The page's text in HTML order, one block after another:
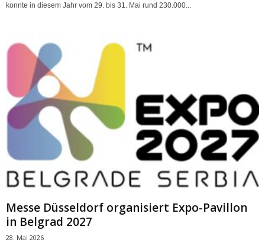
konnte in diesem Jahr vom 29. bis 31. Mai rund 230.000...
Messe Düsseldorf organisiert Expo-Pavillon
in Belgrad 2027
28. Mai 2026